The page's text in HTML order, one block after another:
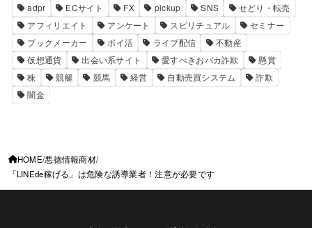
adpr ECサイト FX pickup SNS
せどり・転売
アフィリエイト
アンケート スピリチュアル
セミナー
ブックメーカー
ポイ活 ライブ配信
不動産
仮想通貨
出会い系サイト 愛すべきおバカ詐欺
懸賞
株
競艇 競馬 経営 自動売買システム
詐欺
闇金
HOME 悪徳情報商材
「LINEde稼げる」は危険な誘導業者！注意が必要です